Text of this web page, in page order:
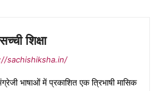
सच्ची शिक्षा
sachishiksha.in/
भाषाओं में प्रकाशित एक त्रिभाषी मासिक